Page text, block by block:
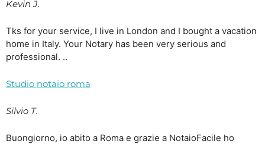
Kevin J.
Tks for your service, I live in London and I bought a vacation
home in Italy. Your Notary has been very serious and
professional. ..
Studio notaio roma
Silvio T.
Buongiorno, io abito a Roma e grazie a NotaioFacile ho